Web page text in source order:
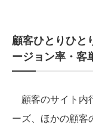
顧客ひとりひ
ージョン率・客
顧客のサイト内
ーズ、ほかの顧客